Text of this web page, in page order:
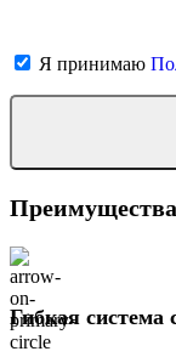
Я принимаю
Гибкая система